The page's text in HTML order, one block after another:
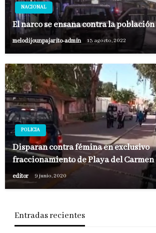
NACIONAL
El narco se ensaña contra la
melodijounpajarito-admin 13 agosto, 2022
POLICIA
Disparan contra fémina en exclusivo
fraccionamiento de Playa del Carmen
editor 9 junio, 2020
Entradas recientes